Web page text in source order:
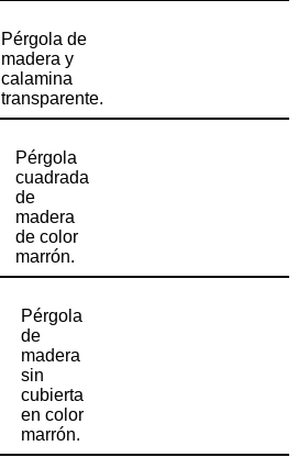
Pérgola de
madera y
calamina
transparente.
Pérgola
cuadrada
de
madera
de color
marrón.
Pérgola
de
madera
sin
cubierta
en color
marrón.